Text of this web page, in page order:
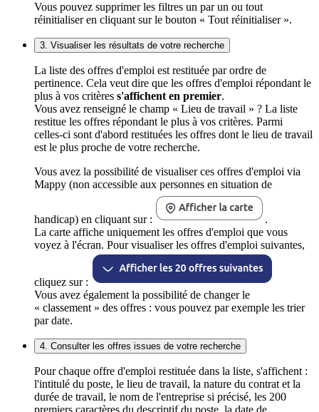
Vous pouvez supprimer les filtres un par un ou tout
réinitialiser en cliquant sur le bouton « Tout réinitialiser ».
3. Visualiser les résultats de votre recherche
La liste des offres d'emploi est restituée par ordre de
pertinence. Cela veut dire que les offres d'emploi répondant le
plus à vos critères s'affichent en premier.
Vous avez renseigné le champ « Lieu de travail » ? La liste
restitue les offres répondant le plus à vos critères. Parmi
celles-ci sont d'abord restituées les offres dont le lieu de travail
est le plus proche de votre recherche.
Vous avez la possibilité de visualiser ces offres d'emploi via
Mappy (non accessible aux personnes en situation de
handicap) en cliquant sur :
.
La carte affiche uniquement les offres d'emploi que vous
voyez à l'écran. Pour visualiser les offres d'emploi suivantes,
cliquez sur :
Vous avez également la possibilité de changer le
« classement » des offres : vous pouvez par exemple les trier
par date.
4. Consulter les offres issues de votre recherche
Pour chaque offre d'emploi restituée dans la liste, s'affichent :
l'intitulé du poste, le lieu de travail, la nature du contrat et la
durée de travail, le nom de l'entreprise si précisé, les 200